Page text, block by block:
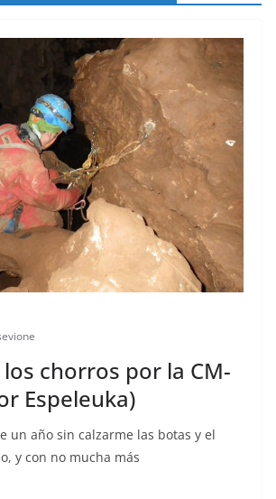
los chorros por la CM-
Espeleuka)
un año sin calzarme las botas y el
y con no mucha más